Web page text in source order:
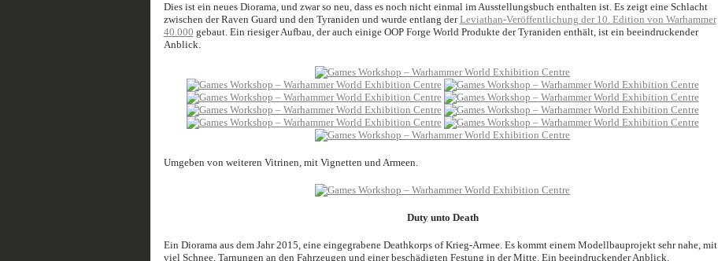
Dies ist ein neues Diorama, und zwar so neu, dass es noch nicht einmal im Ausstellungsbuch enthalten ist. Es zeigt eine Schlacht
zwischen der Raven Guard und den Tyraniden und wurde entlang derLeviathan-Veröffentlichung der 10. Edition von Warhammer
40.000 gebaut. Ein riesiger Aufbau, der auch einige OOP Forge World Produkte der Tyraniden enthält, ist ein beeindruckender
Anblick.
Umgeben von weiteren Vitrinen, mit Vignetten und Armeen.
Duty unto Death
Ein Diorama aus dem Jahr 2015, eine eingegrabene Deathkorps of Krieg-Armee. Es kommt einem Modellbauprojekt sehr nahe, mit
viel Schnee, Tarnungen an den Fahrzeugen und einer beschädigten Festung in der Mitte. Ein beeindruckender Anblick.